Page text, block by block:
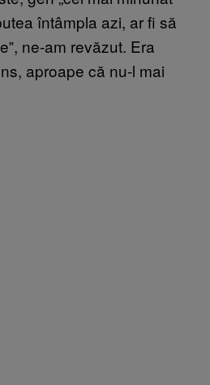
întâmpla azi, ar fi să
ne-am revăzut. Era
aproape că nu-l mai